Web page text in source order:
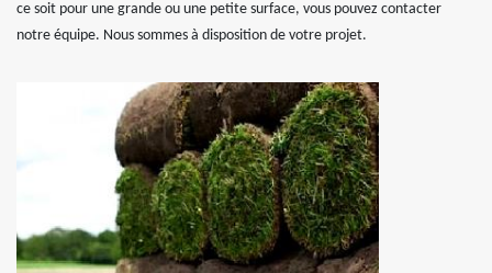
ce soit pour une grande ou une petite surface, vous pouvez contacter
notre équipe. Nous sommes à disposition de votre projet.